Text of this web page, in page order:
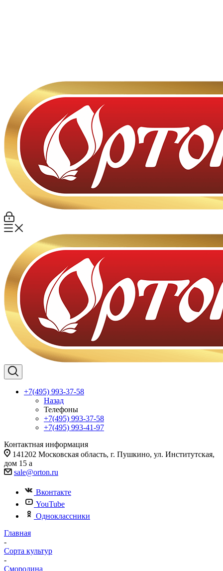
+7(495) 993-37-58
Назад
Телефоны
+7(495) 993-37-58
+7(495) 993-41-97
Контактная информация
141202 Московская область, г. Пушкино, ул. Институтская,
дом 15 а
sale@orton.ru
Вконтакте
YouTube
Одноклассники
Главная
-
Сорта культур
-
Смородина